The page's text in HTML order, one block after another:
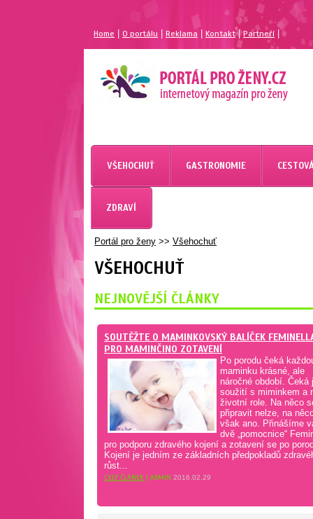
Home |O portálu Reklama Kontakt| Partneří
VŠEHOCHUŤ GASTRONOMIE
ZDRAVÍ
Portál pro ženy >> Všehochuť
VŠEHOCHUŤ
NEJNOVĚJŠÍ ČLÁNKY
SOUTĚŽTE O MAMINKOVSKÝ BALÍČEK
PRO MAMINČINO ZOTAVENÍ
Po porodu čeká
maminku krásné, ale
náročné období. Čeká
soužití s miminkem a
životní role. Na něco
připravit nelze, na
však ano. Přinášíme
dvě „pomocnice“
pro podporu zdravého kojení a zotavení se po
Kojení je jedním ze základních předpokladů
růst...
CELÝ ČLÁNEK | ADMIN 2016.02.29